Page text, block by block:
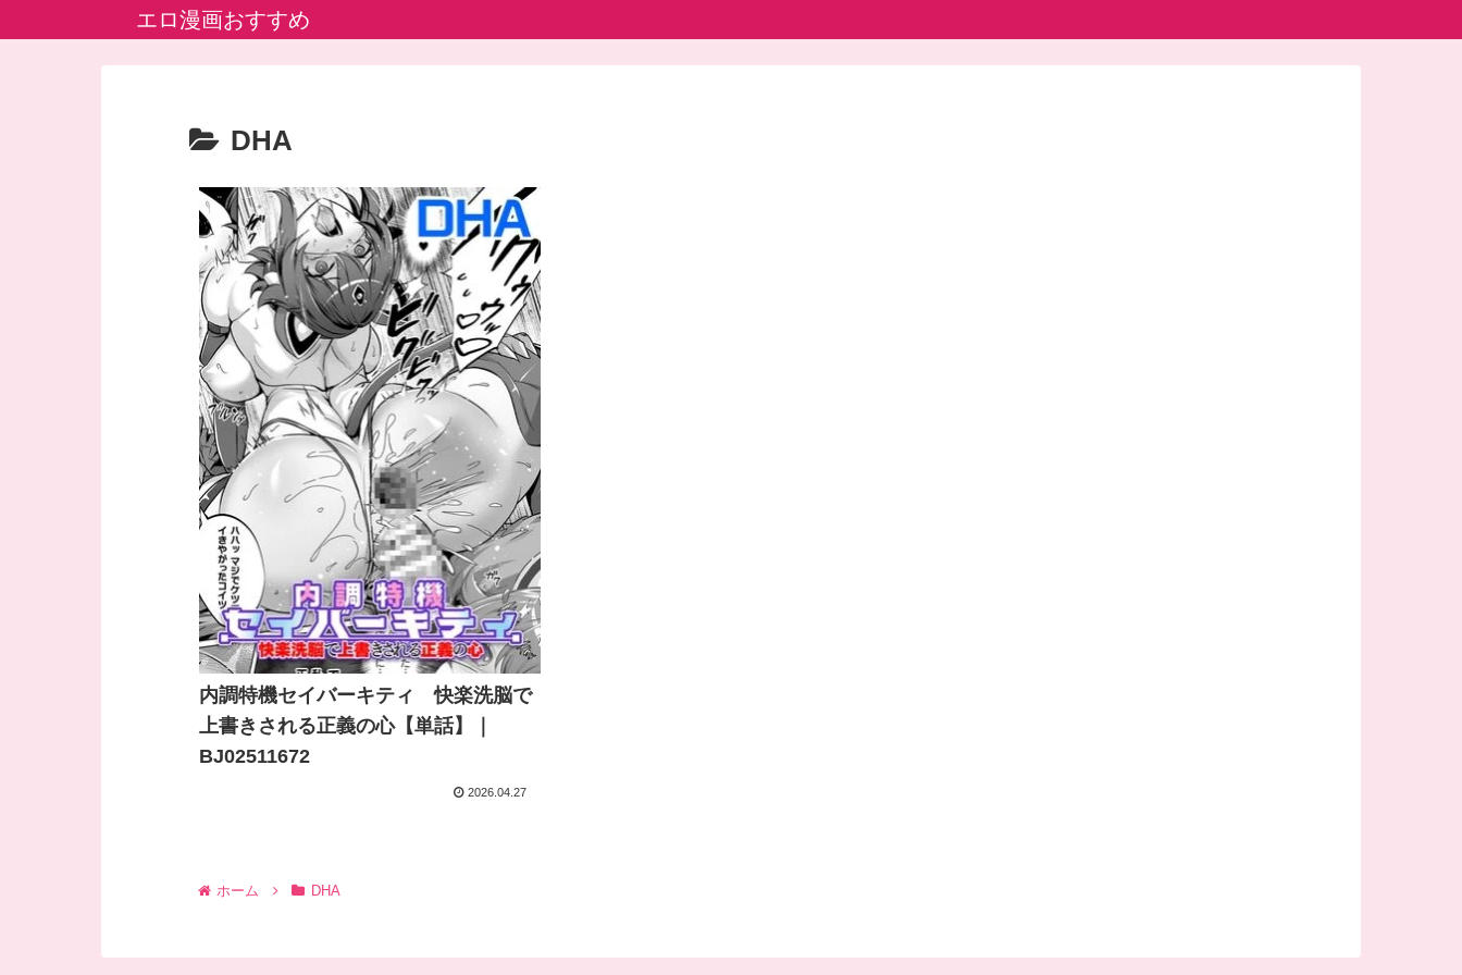
エロ漫画おすすめ
DHA
内調特機セイバーキティ 快楽洗脳で
上書きされる正義の心【単話】｜
BJ02511672
2026.04.27
ホーム DHA